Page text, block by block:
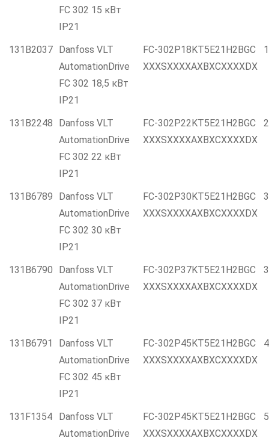
FC 302 15 кВт
IP21
131B2037
Danfoss VLT
AutomationDrive
FC 302 18,5 кВт
IP21
FC-302P18KT5E21H2BGC
XXXSXXXXAXBXCXXXXDX
131B2248
Danfoss VLT
AutomationDrive
FC 302 22 кВт
IP21
FC-302P22KT5E21H2BGC
XXXSXXXXAXBXCXXXXDX
131B6789
Danfoss VLT
AutomationDrive
FC 302 30 кВт
IP21
FC-302P30KT5E21H2BGC
XXXSXXXXAXBXCXXXXDX
131B6790
Danfoss VLT
AutomationDrive
FC 302 37 кВт
IP21
FC-302P37KT5E21H2BGC
XXXSXXXXAXBXCXXXXDX
131B6791
Danfoss VLT
AutomationDrive
FC 302 45 кВт
IP21
FC-302P45KT5E21H2BGC
XXXSXXXXAXBXCXXXXDX
131F1354
Danfoss VLT
AutomationDrive
FC-302P45KT5E21H2BGC
XXXSXXXXAXBXCXXXXDX